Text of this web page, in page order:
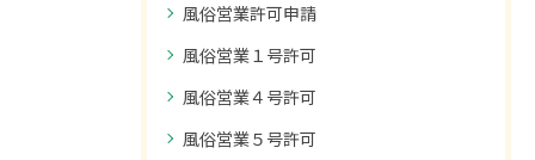
風俗営業許可申請
風俗営業１号許可
風俗営業４号許可
風俗営業５号許可